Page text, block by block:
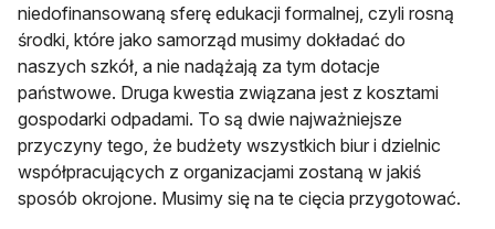
niedofinansowaną sferę edukacji formalnej, czyli rosną
środki, które jako samorząd musimy dokładać do
naszych szkół, a nie nadążają za tym dotacje
państwowe. Druga kwestia związana jest z kosztami
gospodarki odpadami. To są dwie najważniejsze
przyczyny tego, że budżety wszystkich biur i dzielnic
współpracujących z organizacjami zostaną w jakiś
sposób okrojone. Musimy się na te cięcia przygotować.